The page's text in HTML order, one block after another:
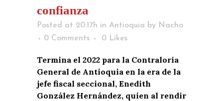
confianza
Posted at 20:17h in Antioquia by Nacho
0 Comments
0 Likes
Termina el 2022 para la Contraloría
General de Antioquia en la era de la
jefe fiscal seccional, Enedith
González Hernández, quien al rendir